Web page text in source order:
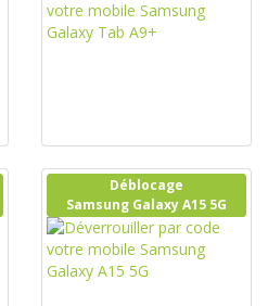
Déblocage
Samsung Galaxy A15 5G